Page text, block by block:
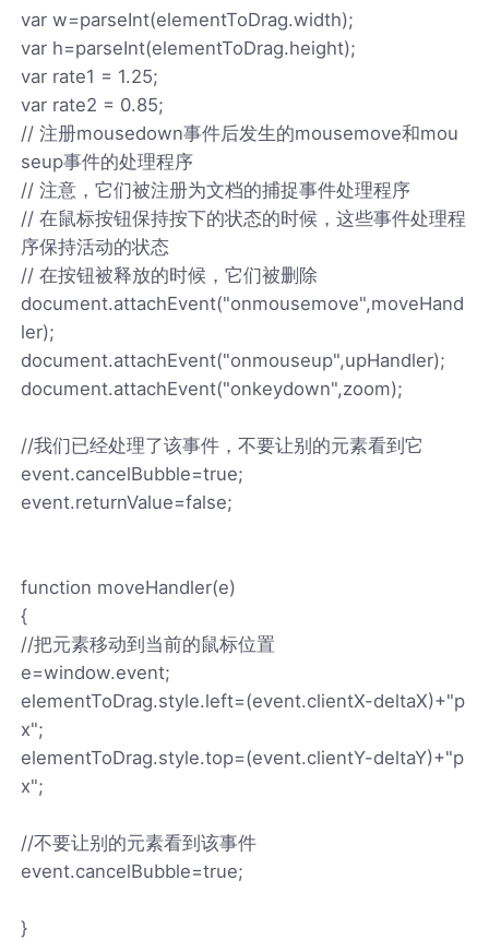
var w=parseInt(elementToDrag.width);
var h=parseInt(elementToDrag.height);
var rate1 = 1.25;
var rate2 = 0.85;
// 注册mousedown事件后发生的mousemove和mou
seup事件的处理程序
// 注意，它们被注册为文档的捕捉事件处理程序
// 在鼠标按钮保持按下的状态的时候，这些事件处理程
序保持活动的状态
// 在按钮被释放的时候，它们被删除
document.attachEvent("onmousemove",moveHand
ler);
document.attachEvent("onmouseup",upHandler);
document.attachEvent("onkeydown",zoom);
//我们已经处理了该事件，不要让别的元素看到它
event.cancelBubble=true;
event.returnValue=false;
function moveHandler(e)
{
//把元素移动到当前的鼠标位置
e=window.event;
elementToDrag.style.left=(event.clientX-deltaX)+"p
x";
elementToDrag.style.top=(event.clientY-deltaY)+"p
x";
//不要让别的元素看到该事件
event.cancelBubble=true;
}